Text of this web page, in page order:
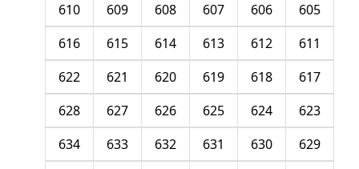
605
606
607
608
609
610
611
612
613
614
615
616
617
618
619
620
621
622
623
624
625
626
627
628
629
630
631
632
633
634